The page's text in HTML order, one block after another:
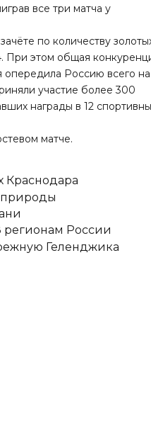
все три матча у
по количеству
При этом общая
опередила Россию всего на
участие более 300
награды в 12
матче.
Краснодара
природы
регионам России
Геленджика